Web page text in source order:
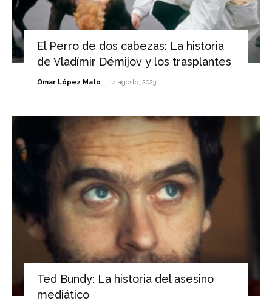
El Perro de dos cabezas: La historia
de Vladímir Démijov y los trasplantes
Omar López Mato - 14 agosto, 2023
Ted Bundy: La historia del asesino
mediático